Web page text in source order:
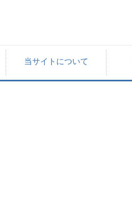
当サイトについて